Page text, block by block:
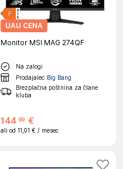
UAU CENA
Monitor MSI MAG 274QF
Na zalogi
Prodajalec Big Bang
Brezplačna poštnina za člane
kluba
144 99 €
ali od 11,01 € / mesec